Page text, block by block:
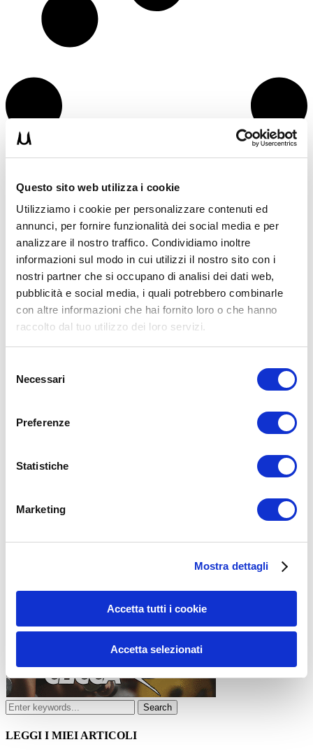
Questo sito web utilizza i cookie
Utilizziamo i cookie per personalizzare contenuti ed
annunci, per fornire funzionalità dei social media e per
analizzare il nostro traffico. Condividiamo inoltre
informazioni sul modo in cui utilizzi il nostro sito con i
nostri partner che si occupano di analisi dei dati web,
pubblicità e social media, i quali potrebbero combinarle
con altre informazioni che hai fornito loro o che hanno
raccolto dal tuo utilizzo dei loro servizi.
delNecessari
Preferenze
Statistiche
Marketing
Mostra dettagli
Accetta tutti i cookie
Accetta selezionati
15WORKOUT SCARICA ORA
LEGGI I MIEI ARTICOLI